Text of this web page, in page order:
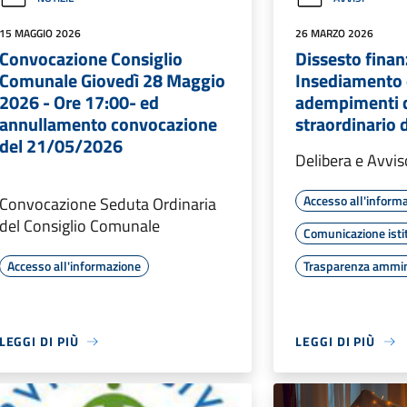
MAGGIO 2026
Consiglio
Giovedì 28 Maggio
- Ore 17:00- ed
convocazione
21/05/2026
Seduta Ordinaria
Consiglio Comunale
Accesso all'informazione
DI PIÙ
26 MARZO 2026
Dissesto
adempimenti
straordinario
Delibera e
Accesso
Comunicazione
Trasparenza
LEGGI DI PIÙ